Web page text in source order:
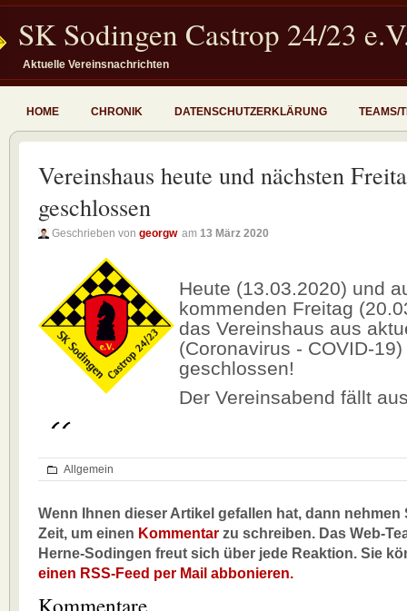
SK Sodingen Castrop 24/23
Aktuelle Vereinsnachrichten
HOME CHRONIK DATENSCHUTZERKLÄRUNG TEAMS/
Vereinshaus heute und nächsten
geschlossen
Geschrieben von georgw am 13 März 2020
Heute (13.03.2020) und
kommenden Freitag
das Vereinshaus aus
(Coronavirus - COVID-19)
geschlossen!
Der Vereinsabend fällt
Allgemein
Wenn Ihnen dieser Artikel gefallen hat, dann nehmen
Zeit, um einen Kommentar zu schreiben. Das Web-
Herne-Sodingen freut sich über jede Reaktion. Sie
einen RSS-Feed per Mail abbonieren.